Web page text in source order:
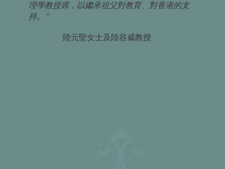
理學教授席，以繼承祖父對教育、對香港的支
持。"
陸元堅女士及陸容威教授